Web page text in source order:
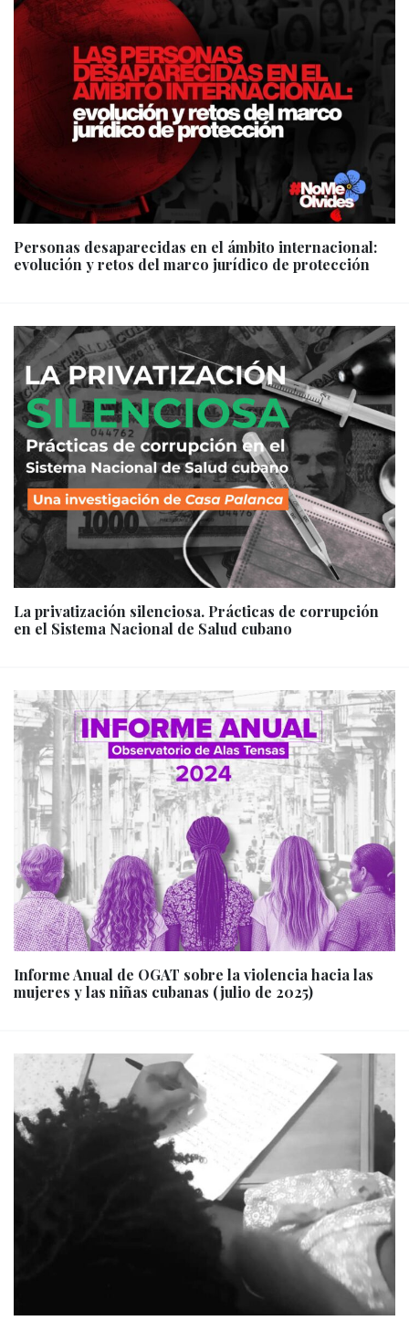
Personas desaparecidas en el ámbito internacional:
evolución y retos del marco jurídico de protección
La privatización silenciosa. Prácticas de corrupción
en el Sistema Nacional de Salud cubano
Informe Anual de OGAT sobre la violencia hacia las
mujeres y las niñas cubanas (julio de 2025)